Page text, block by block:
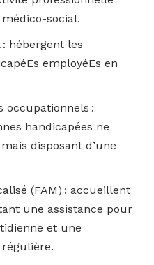
social.
: hébergent les
employéEs en
occupationnels :
handicapées ne
disposant d’une
(FAM) : accueillent
une assistance pour
et une